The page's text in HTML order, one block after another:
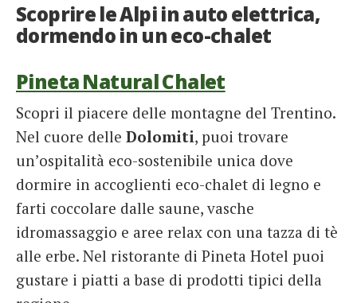
Scoprire le Alpi in auto elettrica,
dormendo in un eco-chalet
Pineta Natural Chalet
Scopri il piacere delle montagne del Trentino.
Nel cuore delle Dolomiti, puoi trovare
un’ospitalità eco-sostenibile unica dove
dormire in accoglienti eco-chalet di legno e
farti coccolare dalle saune, vasche
idromassaggio e aree relax con una tazza di tè
alle erbe. Nel ristorante di Pineta Hotel puoi
gustare i piatti a base di prodotti tipici della